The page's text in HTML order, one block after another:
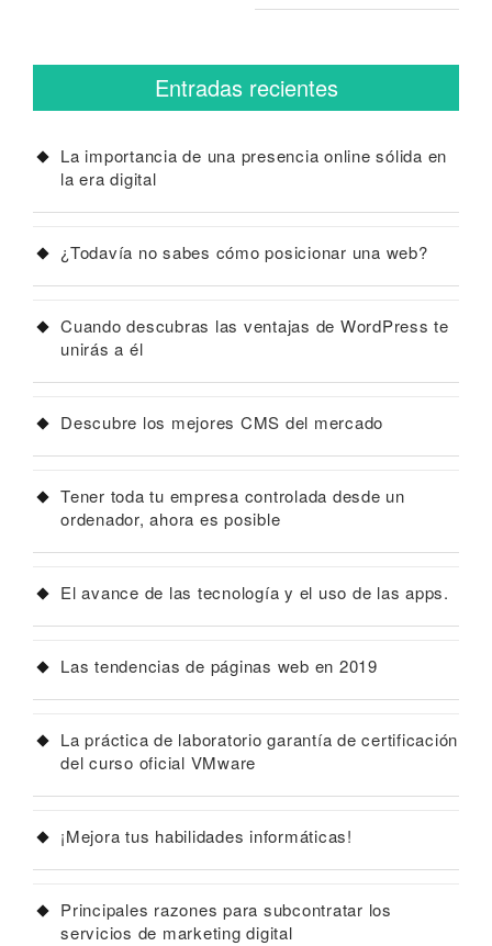
Entradas recientes
La importancia de una presencia online sólida en
la era digital
¿Todavía no sabes cómo posicionar una web?
Cuando descubras las ventajas de WordPress te
unirás a él
Descubre los mejores CMS del mercado
Tener toda tu empresa controlada desde un
ordenador, ahora es posible
El avance de las tecnología y el uso de las apps.
Las tendencias de páginas web en 2019
La práctica de laboratorio garantía de certificación
del curso oficial VMware
¡Mejora tus habilidades informáticas!
Principales razones para subcontratar los
servicios de marketing digital